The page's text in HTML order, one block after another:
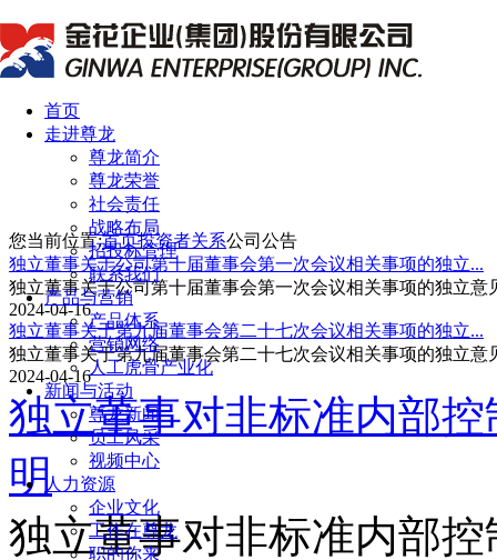
首页
走进尊龙
尊龙简介
尊龙荣誉
社会责任
战略布局
招投标管理
联系我们
产品与营销
产品体系
营销网络
人工虎骨产业化
新闻与活动
尊龙新闻
员工风采
视频中心
人力资源
企业文化
工作在尊龙
职的你来
您当前位置:首页投资者关系公司公告
独立董事关于公司第十届董事会第一次会议相关事项的独立...
独立董事关于公司第十届董事会第一次会议相关事项的独立意
2024-04-16
独立董事关于第九届董事会第二十七次会议相关事项的独立...
独立董事关于第九届董事会第二十七次会议相关事项的独立意
2024-04-16
独立董事对非标准内部
明
独立董事对非标准内部